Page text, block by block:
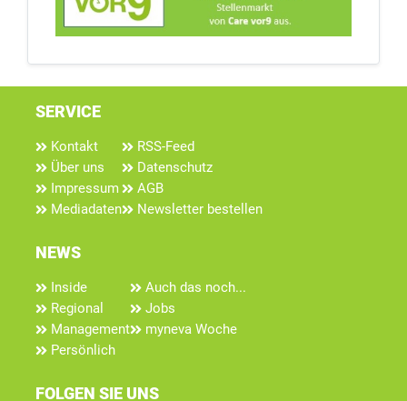
SERVICE
Kontakt
Über uns
Impressum
Mediadaten
RSS-Feed
Datenschutz
AGB
Newsletter bestellen
NEWS
Inside
Regional
Management
Persönlich
Auch das noch...
Jobs
myneva Woche
FOLGEN SIE UNS